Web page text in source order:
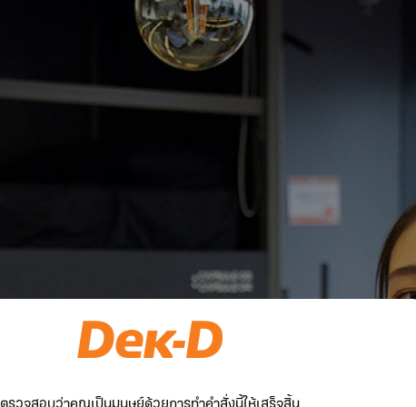
ตรวจสอบว่าคุณเป็นมนุษย์ด้วยการทำคำสั่งนี้ให้เสร็จสิ้น